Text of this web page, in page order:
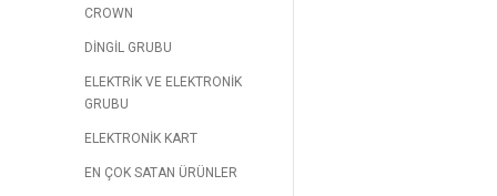
CROWN
DİNGİL GRUBU
ELEKTRİK VE ELEKTRONİK
GRUBU
ELEKTRONİK KART
EN ÇOK SATAN ÜRÜNLER